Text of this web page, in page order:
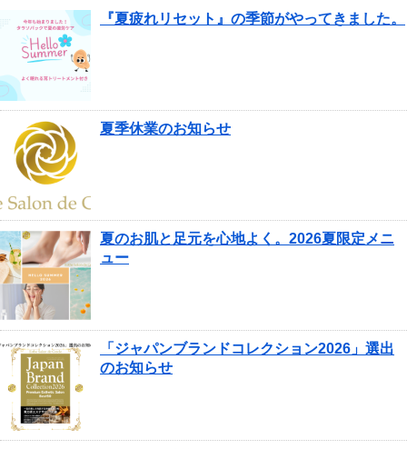
『夏疲れリセット』の季節がやってきました。
夏季休業のお知らせ
夏のお肌と足元を心地よく。2026夏限定メニ
ュー
「ジャパンブランドコレクション2026」選出
のお知らせ